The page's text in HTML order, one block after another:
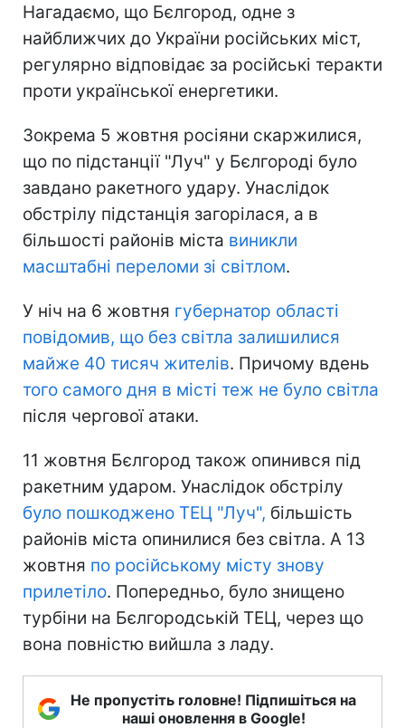
Нагадаємо, що Бєлгород, одне з
найближчих до України російських міст,
регулярно відповідає за російські теракти
проти української енергетики.
Зокрема 5 жовтня росіяни скаржилися,
що по підстанції "Луч" у Бєлгороді було
завдано ракетного удару. Унаслідок
обстрілу підстанція загорілася, а в
більшості районів міста виникли
масштабні переломи зі світлом.
У ніч на 6 жовтня губернатор області
повідомив, що без світла залишилися
майже 40 тисяч жителів. Причому вдень
того самого дня в місті теж не було світла
після чергової атаки.
11 жовтня Бєлгород також опинився під
ракетним ударом. Унаслідок обстрілу
було пошкоджено ТЕЦ "Луч", більшість
районів міста опинилися без світла. А 13
жовтня по російському місту знову
прилетіло. Попередньо, було знищено
турбіни на Бєлгородській ТЕЦ, через що
вона повністю вийшла з ладу.
Не пропустіть головне! Підпишіться на
наші оновлення в Google!